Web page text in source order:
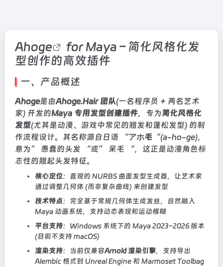
Ahoge
for Maya – 简化风格化发
型创作的高效插件
一、产品概述
Ahoge是由Ahoge.Hair 团队(一名程序员 + 两名艺术
家) 开发的Maya 专用发型创建插件，专为简化风格化
发型(尤其是动漫、游戏中常见的翘发和蓬松发型) 的制
作流程设计。其名称源自日语 “アホ毛 “(a-ho-ge)，
意为” 愚蠢的头发 “或” 呆毛 “，这正是动漫角色标
志性的翘起头发特征。
核心定位：直观的 NURBS 曲面发型生成器，让艺术家
通过调整几何体 (而非复杂曲线) 来创建发型
技术特点：完全基于常规几何体生成发丝，自然融入
Maya 动画系统，支持动态表现和运动模糊
平台支持：Windows 系统下的 Maya 2023-2026 版本
(目前不支持 macOS)
渲染支持：当前仅兼容Arnold 渲染引擎，支持导出
Alembic 格式到 Unreal Engine 和 Marmoset Toolbag